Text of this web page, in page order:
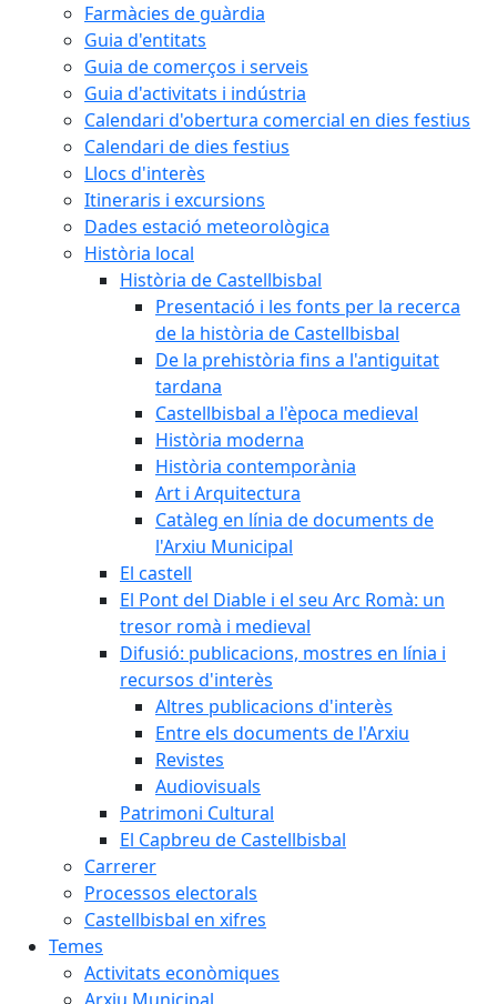
Farmàcies de guàrdia
Guia d'entitats
Guia de comerços i serveis
Guia d'activitats i indústria
Calendari d'obertura comercial en dies festius
Calendari de dies festius
Llocs d'interès
Itineraris i excursions
Dades estació meteorològica
Història local
Història de Castellbisbal
Presentació i les fonts per la recerca
de la història de Castellbisbal
De la prehistòria fins a l'antiguitat
tardana
Castellbisbal a l'època medieval
Història moderna
Història contemporània
Art i Arquitectura
Catàleg en línia de documents de
l'Arxiu Municipal
El castell
El Pont del Diable i el seu Arc Romà: un
tresor romà i medieval
Difusió: publicacions, mostres en línia i
recursos d'interès
Altres publicacions d'interès
Entre els documents de l'Arxiu
Revistes
Audiovisuals
Patrimoni Cultural
El Capbreu de Castellbisbal
Carrerer
Processos electorals
Castellbisbal en xifres
Temes
Activitats econòmiques